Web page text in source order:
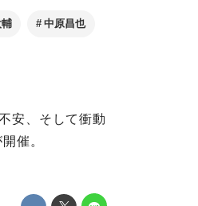
中原昌也
安、そして衝動
催。